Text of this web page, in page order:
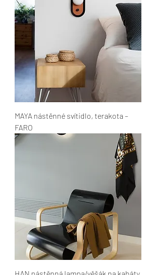
MAYA nástěnné svítidlo, terakota –
FARO